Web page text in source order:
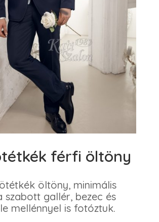
férfi öltöny
öltöny, minimális
szabott gallér, bezec és
mellénnyel is fotóztuk.